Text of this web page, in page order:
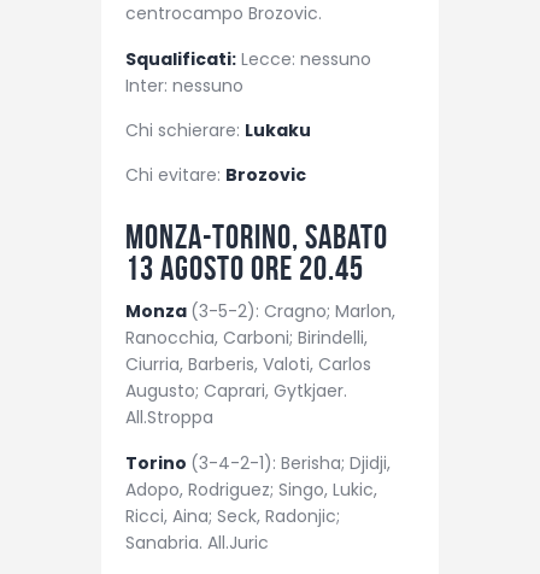
centrocampo Brozovic.
Squalificati: Lecce: nessuno
Inter: nessuno
Chi schierare: Lukaku
Chi evitare: Brozovic
Monza-Torino, sabato
13 agosto ore 20.45
Monza (3-5-2): Cragno; Marlon,
Ranocchia, Carboni; Birindelli,
Ciurria, Barberis, Valoti, Carlos
Augusto; Caprari, Gytkjaer.
All.Stroppa
Torino (3-4-2-1): Berisha; Djidji,
Adopo, Rodriguez; Singo, Lukic,
Ricci, Aina; Seck, Radonjic;
Sanabria. All.Juric